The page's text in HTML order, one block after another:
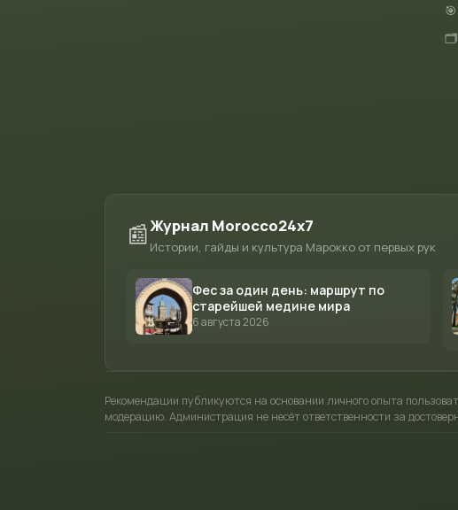
🗂
📰Журнал Morocco24x7
Истории, гайды и культура Марокко от первых рук
Фес за один день: маршрут по
старейшей медине мира
6 августа 2026
Рекомендации публикуются на основании личного опыта
модерацию. Администрация не несёт ответственности за